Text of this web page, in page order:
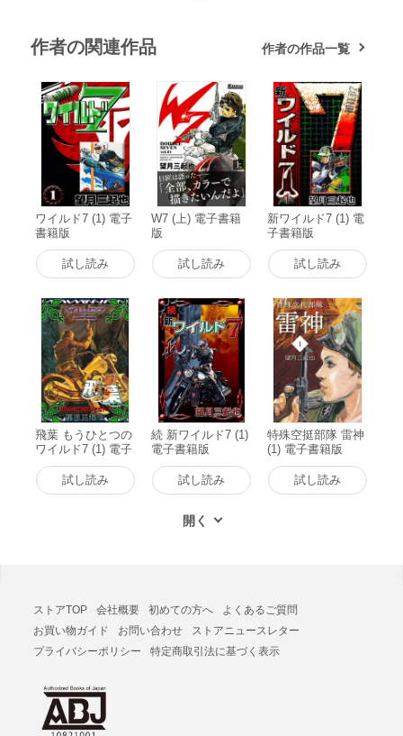
作者の関連作品 作者の作品一覧
ワイルド7 (1) 電子
書籍版
試し読み
W7 (上) 電子書籍
版
試し読み
新ワイルド7 (1) 電
子書籍版
試し読み
飛葉 もうひとつの
ワイルド7 (1) 電子
書籍版
試し読み
続 新ワイルド7 (1)
電子書籍版
試し読み
特殊空挺部隊 雷神
(1) 電子書籍版
試し読み
ストアTOP 会社概要 初めての方へ
よくあるご質問
お買い物ガイド
お問い合わせ
ストアニュースレター
プライバシーポリシー
特定商取引法に基づく表示